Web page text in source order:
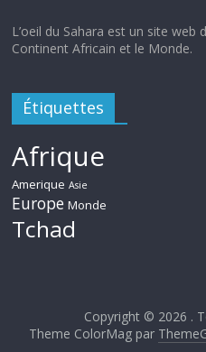
L’oeil du Sahara est un site web
Continent Africain et le Monde.
Étiquettes
Afrique
Amerique Asie
Europe Monde
Tchad
Copyright © 2026 .
Theme ColorMag par